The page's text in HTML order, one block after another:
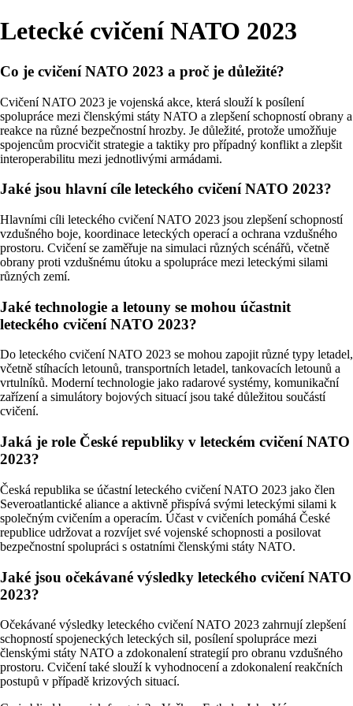
Letecké cvičení NATO 2023
Co je cvičení NATO 2023 a proč je důležité?
Cvičení NATO 2023 je vojenská akce, která slouží k posílení
spolupráce mezi členskými státy NATO a zlepšení schopností obrany a
reakce na různé bezpečnostní hrozby. Je důležité, protože umožňuje
spojencům procvičit strategie a taktiky pro případný konflikt a zlepšit
interoperabilitu mezi jednotlivými armádami.
Jaké jsou hlavní cíle leteckého cvičení NATO 2023?
Hlavními cíli leteckého cvičení NATO 2023 jsou zlepšení schopností
vzdušného boje, koordinace leteckých operací a ochrana vzdušného
prostoru. Cvičení se zaměřuje na simulaci různých scénářů, včetně
obrany proti vzdušnému útoku a spolupráce mezi leteckými silami
různých zemí.
Jaké technologie a letouny se mohou účastnit
leteckého cvičení NATO 2023?
Do leteckého cvičení NATO 2023 se mohou zapojit různé typy letadel,
včetně stíhacích letounů, transportních letadel, tankovacích letounů a
vrtulníků. Moderní technologie jako radarové systémy, komunikační
zařízení a simulátory bojových situací jsou také důležitou součástí
cvičení.
Jaká je role České republiky v leteckém cvičení NATO
2023?
Česká republika se účastní leteckého cvičení NATO 2023 jako člen
Severoatlantické aliance a aktivně přispívá svými leteckými silami k
společným cvičením a operacím. Účast v cvičeních pomáhá České
republice udržovat a rozvíjet své vojenské schopnosti a posilovat
bezpečnostní spolupráci s ostatními členskými státy NATO.
Jaké jsou očekávané výsledky leteckého cvičení NATO
2023?
Očekávané výsledky leteckého cvičení NATO 2023 zahrnují zlepšení
schopností spojeneckých leteckých sil, posílení spolupráce mezi
členskými státy NATO a zdokonalení strategií pro obranu vzdušného
prostoru. Cvičení také slouží k vyhodnocení a zdokonalení reakčních
postupů v případě krizových situací.